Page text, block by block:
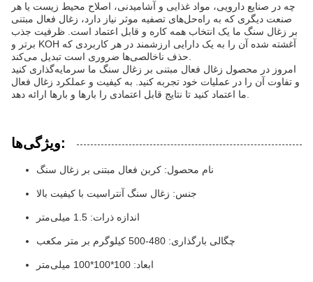
چه در صنایع دارویی، مواد غذایی و آشامیدنی، اصلاح محیط زیست یا هر
صنعت دیگری که به راه‌حل‌های تصفیه موثر نیاز دارد، زغال فعال مبتنی
بر زغال سنگ ما یک انتخاب همه کاره و قابل اعتماد است. ظرفیت جذب
برتر و KOH آغشته شده آن را به یک دارایی ارزشمند در هر کاربردی که
امروز در محصول زغال فعال مبتنی بر زغال سنگ ما سرمایه‌گذاری کنید
و تفاوت آن را در عملیات خود تجربه کنید. به کیفیت و عملکرد زغال فعال
ویژگی‌ها:
نام محصول: کربن فعال مبتنی بر زغال سنگ
جنس: زغال سنگ آنتراسیت با کیفیت بالا
اندازه ذرات: 1.5 میلی‌متر
چگالی بارگذاری: 480-500 کیلوگرم بر متر مکعب
ابعاد: 100*100*100 میلی‌متر